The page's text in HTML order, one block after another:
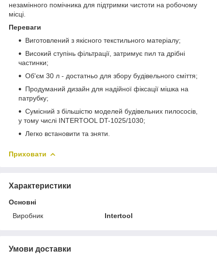
незамінного помічника для підтримки чистоти на робочому
місці.
Переваги
Виготовлений з якісного текстильного матеріалу;
Високий ступінь фільтрації, затримує пил та дрібні
частинки;
Об'єм 30 л - достатньо для збору будівельного сміття;
Продуманий дизайн для надійної фіксації мішка на
патрубку;
Сумісний з більшістю моделей будівельних пилососів,
у тому числі INTERTOOL DT-1025/1030;
Легко встановити та зняти.
Приховати
Характеристики
Основні
Виробник
Intertool
Умови доставки